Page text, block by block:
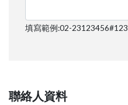
填寫範例:02-23123456#123
聯絡人資料